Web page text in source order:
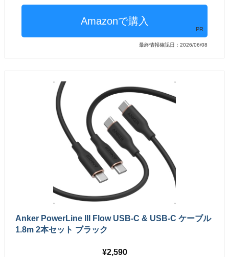
PR
最終情報確認日：2026/06/08
Anker PowerLine III Flow USB-C & USB-C ケーブル
1.8m 2本セット ブラック
2,590